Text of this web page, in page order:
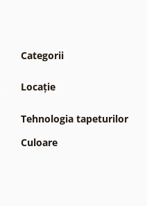
Categorii
Locație
Tehnologia tapeturilor
Culoare